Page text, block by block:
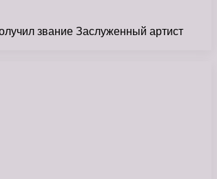
звание Заслуженный артист